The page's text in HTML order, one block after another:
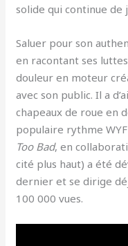
solide qui continue de
Saluer pour son
en racontant ses
douleur en moteur
avec son public. Il a
chapeaux de roue en
populaire rythme
Too Bad, en
cité plus haut) a été
dernier et se dirige
100 000 vues.